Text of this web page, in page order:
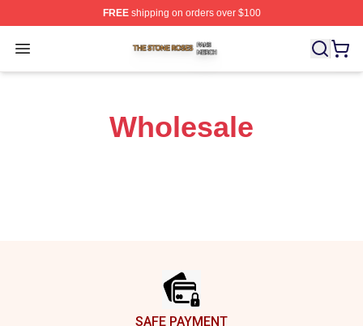
FREEshipping on orders over $100
Open menu
The Stone Roses Shop ⚡️ Officially Licensed The
Wholesale
SAFE PAYMENT